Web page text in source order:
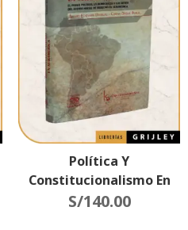
Política Y
Constitucionalismo En
Sudamérica (El Poder
S/140.00